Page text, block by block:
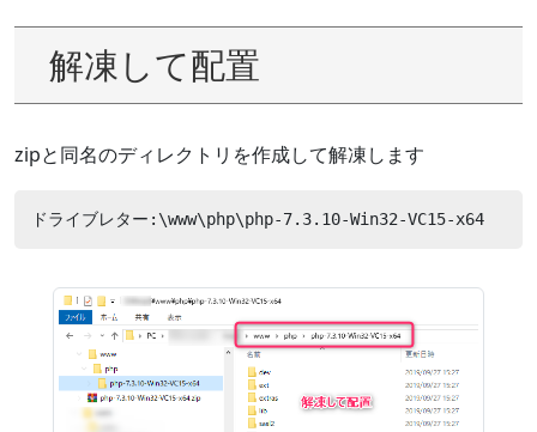
解凍して配置
zipと同名のディレクトリを作成して解凍します
ドライブレター:\www\php\php-7.3.10-Win32-VC15-x64